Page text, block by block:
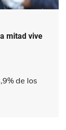
mitad vive
de los